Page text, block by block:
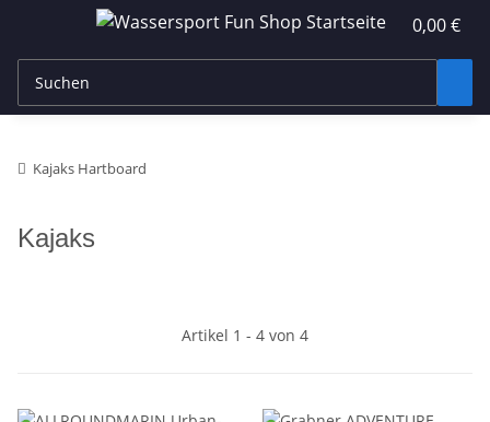
0,00 €
Kajaks Hartboard
Kajaks
Artikel 1 - 4 von 4